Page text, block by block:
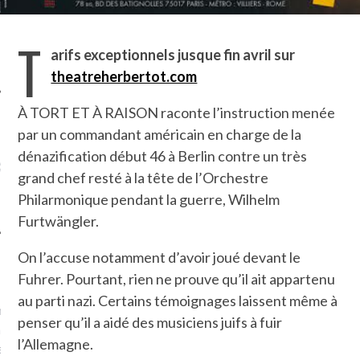
DE L’AMBASSADE
CHAMPIGNONS ET AUX
?
MES DERNIERS
SUR FACEBOOK
QUI MARCHE
journaliste à France
toujours aimé marcher.
conquis mais en
T
arifs exceptionnels jusque fin avril sur
theatreherbertot.com
À TORT ET À RAISON raconte l’instruction menée
par un commandant américain en charge de la
dénazification début 46 à Berlin contre un très
grand chef resté à la tête de l’Orchestre
Philarmonique pendant la guerre, Wilhelm
Furtwängler.
On l’accuse notamment d’avoir joué devant le
Fuhrer. Pourtant, rien ne prouve qu’il ait appartenu
au parti nazi. Certains témoignages laissent même à
penser qu’il a aidé des musiciens juifs à fuir
l’Allemagne.